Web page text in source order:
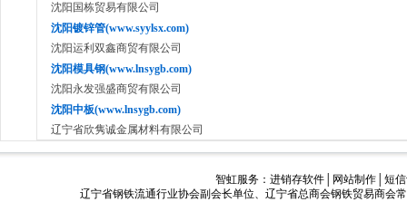
沈阳国栋贸易有限公司
沈阳镀锌管(www.syylsx.com)
沈阳运利双鑫商贸有限公司
沈阳模具钢(www.lnsygb.com)
沈阳永发强盛商贸有限公司
沈阳中板(www.lnsygb.com)
辽宁省欣隽诚金属材料有限公司
智虹服务：进销存软件 网站制作 │短
辽宁省钢铁流通行业协会副会长单位、辽宁省总商会钢铁贸易商会